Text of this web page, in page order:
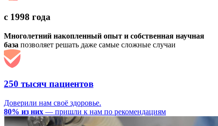
с 1998 года
Многолетний накопленный опыт и собственная научная
база позволяет решать даже самые сложные случаи
250 тысяч пациентов
Доверили нам своё здоровье.
80% из них — пришли к нам по рекомендациям